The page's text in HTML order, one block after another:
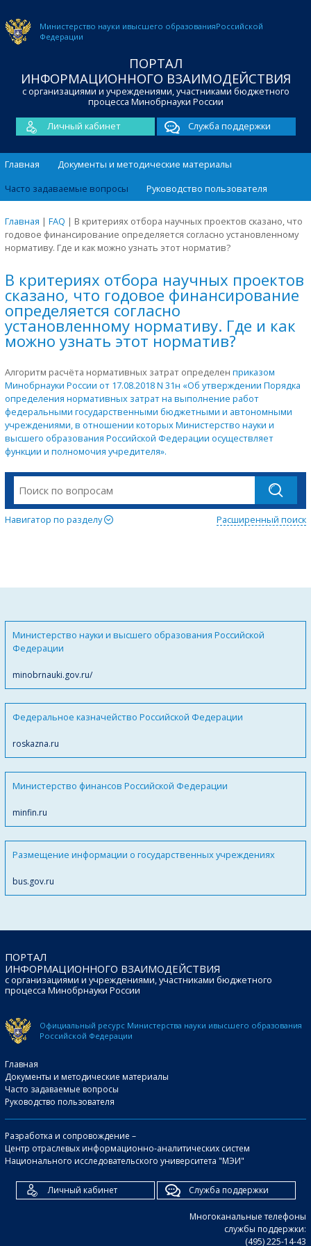
Министерство науки ивысшего образованияРоссийской
Федерации
ПОРТАЛ
ИНФОРМАЦИОННОГО ВЗАИМОДЕЙСТВИЯ
с организациями и учреждениями, участниками бюджетного
процесса Минобрнауки России
Личный кабинет
Служба поддержки
Главная
Документы и методические материалы
Часто задаваемые вопросы
Руководство пользователя
Главная | FAQ | В критериях отбора научных проектов сказано, что
годовое финансирование определяется согласно установленному
нормативу. Где и как можно узнать этот норматив?
В критериях отбора научных проектов
сказано, что годовое финансирование
определяется согласно
установленному нормативу. Где и как
можно узнать этот норматив?
Алгоритм расчёта нормативных затрат определен приказом
Минобрнауки России от 17.08.2018 N 31н «Об утверждении Порядка
определения нормативных затрат на выполнение работ
федеральными государственными бюджетными и автономными
учреждениями, в отношении которых Министерство науки и
высшего образования Российской Федерации осуществляет
функции и полномочия учредителя».
Навигатор по разделу Расширенный поиск
Министерство науки и высшего образования Российской
Федерации
minobrnauki.gov.ru/
Федеральное казначейство Российской Федерации
roskazna.ru
Министерство финансов Российской Федерации
minfin.ru
Размещение информации о государственных учреждениях
bus.gov.ru
ПОРТАЛ
ИНФОРМАЦИОННОГО ВЗАИМОДЕЙСТВИЯ
с организациями и учреждениями, участниками бюджетного
процесса Минобрнауки России
Официальный ресурс Министерства науки ивысшего образования
Российской Федерации
Главная
Документы и методические материалы
Часто задаваемые вопросы
Руководство пользователя
Разработка и сопровождение –
Центр отраслевых информационно-аналитических систем
Национального исследовательского университета "МЭИ"
Личный кабинет Служба поддержки
Многоканальные телефоны
службы поддержки:
(495) 225-14-43